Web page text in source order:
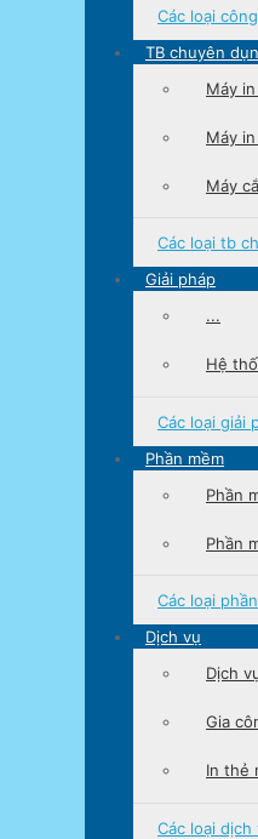
Các loại
TB chuyên
Máy
Máy
Máy
Các loại tb
Giải pháp
...
Hệ
Các loại giải
Phần mềm
Phần
Phần
Các loại
Dịch vụ
Dịch
Gia
In thẻ
Các loại dịch